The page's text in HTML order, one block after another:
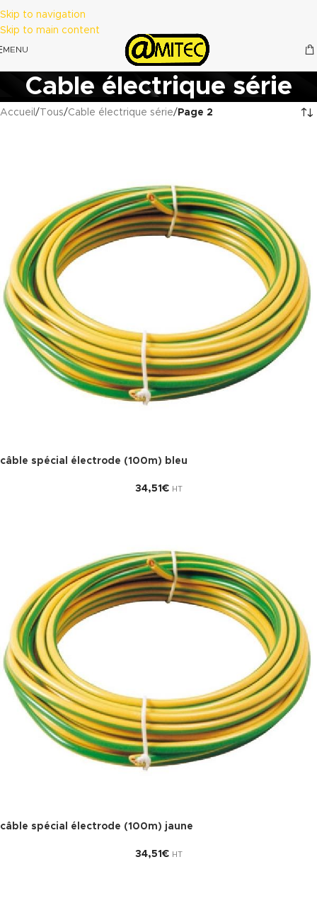
Skip to navigation
Skip to main content
MENU
Cable électrique série
Accueil / Tous/Cable électrique série/ Page 2
câble spécial électrode (100m) bleu
34,51 € HT
câble spécial électrode (100m) jaune
34,51 € HT